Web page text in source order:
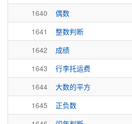
1640
偶数
1641
整数判断
1642
成绩
1643
行李托运费
1644
大数的平方
1645
正负数